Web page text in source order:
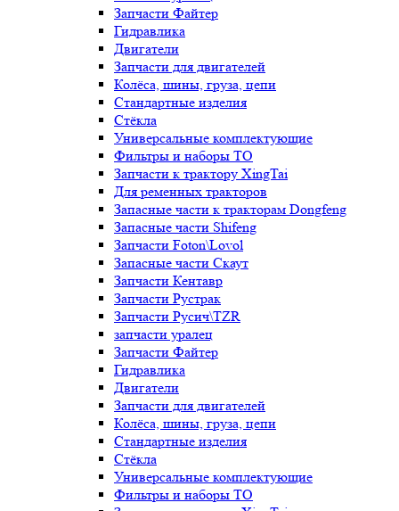
Запчасти Файтер
Гидравлика
Двигатели
Запчасти для двигателей
Колёса, шины, груза, цепи
Стандартные изделия
Стёкла
Универсальные комплектующие
Фильтры и наборы ТО
Запчасти к трактору XingTai
Для ременных тракторов
Запасные части к тракторам Dongfeng
Запасные части Shifeng
Запчасти Foton\Lovol
Запасные части Скаут
Запчасти Кентавр
Запчасти Рустрак
Запчасти Русич\TZR
запчасти уралец
Запчасти Файтер
Гидравлика
Двигатели
Запчасти для двигателей
Колёса, шины, груза, цепи
Стандартные изделия
Стёкла
Универсальные комплектующие
Фильтры и наборы ТО